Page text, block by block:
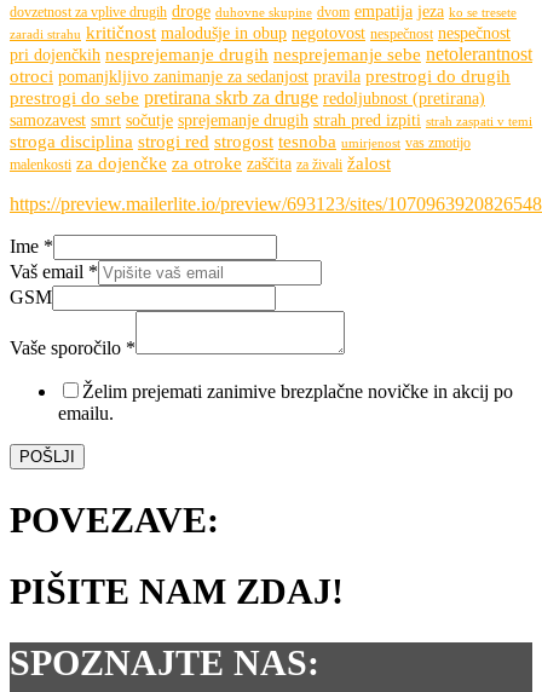
dovzetnost za vplive drugih droge duhovne skupine dvom empatija jeza ko se tresete
zaradi strahu kritičnost malodušje in obup negotovost nespečnost nespečnost
pri dojenčkih nesprejemanje drugih nesprejemanje sebe netolerantnost
otroci pomanjkljivo zanimanje za sedanjost pravila prestrogi do drugih
prestrogi do sebe pretirana skrb za druge redoljubnost (pretirana)
samozavest smrt sočutje sprejemanje drugih strah pred izpiti strah zaspati v temi
stroga disciplina strogi red strogost tesnoba umirjenost vas zmotijo
malenkosti za dojenčke za otroke zaščita za živali žalost
https://preview.mailerlite.io/preview/693123/sites/
Ime *
Vaš email *
*
email
GSM
Vaše sporočilo *
Želim prejemati zanimive brezplačne novičke in akcij po
emailu.
POŠLJI
POVEZAVE:
PIŠITE NAM ZDAJ!
SPOZNAJTE NAS: